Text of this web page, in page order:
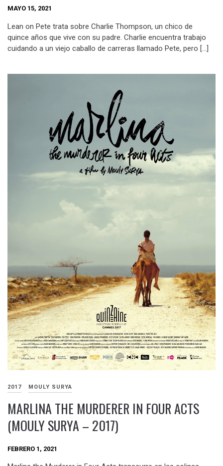
MAYO 15, 2021
Lean on Pete trata sobre Charlie Thompson, un chico de
quince años que vive con su padre. Charlie encuentra trabajo
cuidando a un viejo caballo de carreras llamado Pete, pero […]
2017 MOULY SURYA
MARLINA THE MURDERER IN FOUR ACTS
(MOULY SURYA – 2017)
FEBRERO 1, 2021